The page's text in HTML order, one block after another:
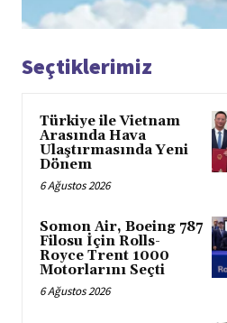
Seçtiklerimiz
Türkiye ile Vietnam
Arasında Hava
Ulaştırmasında Yeni
Dönem
6 Ağustos 2026
Somon Air, Boeing 787
Filosu İçin Rolls-
Royce Trent 1000
Motorlarını Seçti
6 Ağustos 2026